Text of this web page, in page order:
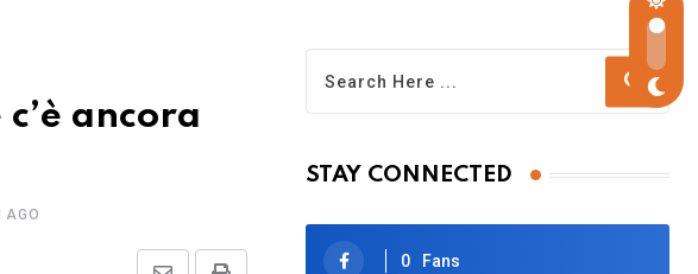
ancora
AGO
STAY CONNECTED
0 Fans